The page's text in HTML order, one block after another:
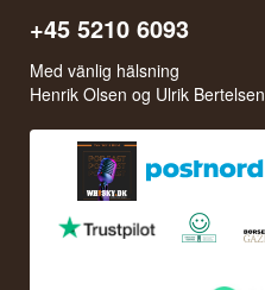
+45 5210 6093
Med vänlig hälsning
Henrik Olsen og Ulrik Bertelsen